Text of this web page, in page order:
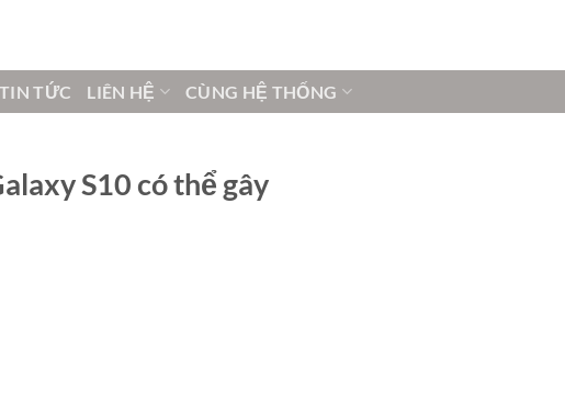
TIN TỨC LIÊN HỆ CÙNG HỆ THỐNG
S10 có thể gây